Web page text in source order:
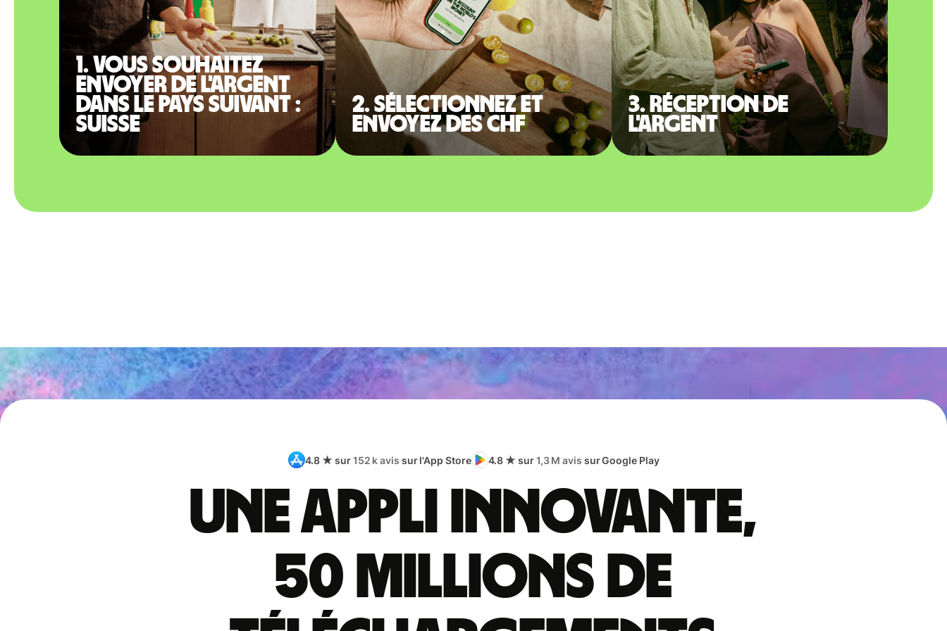
1. Vous souhaitez
envoyer de l'argent
dans le pays suivant :
Suisse
2. Sélectionnez et
envoyez des CHF
3. Réception de
l'argent
4.8 ★ sur152 k avis sur l'App Store 4.8 ★ sur1,3 M avis sur Google Play
Une appli innovante,
50 millions de